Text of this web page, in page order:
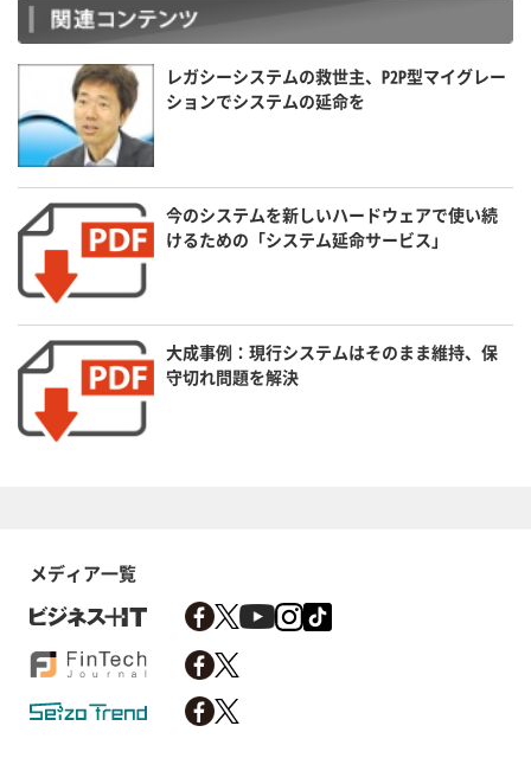
レガシーシステムの救世主、P2P型マイグレー
ションでシステムの延命を
今のシステムを新しいハードウェアで使い続
けるための「システム延命サービス」
大成事例：現行システムはそのまま維持、保
守切れ問題を解決
メディア一覧